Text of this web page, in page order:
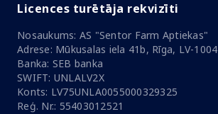
Licences turētāja rekvizīti
Nosaukums: AS "Sentor Farm Aptiekas"
Adrese: Mūkusalas iela 41b, Rīga, LV-1004
Banka: SEB banka
SWIFT: UNLALV2X
Konts: LV75UNLA0055000329325
Reģ. Nr.: 55403012521